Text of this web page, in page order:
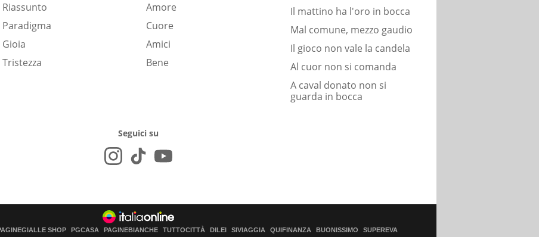
Riassunto
Paradigma
Gioia
Tristezza
Amore
Cuore
Amici
Bene
Il mattino ha l'oro in bocca
Mal comune, mezzo gaudio
Il gioco non vale la candela
Al cuor non si comanda
A caval donato non si
guarda in bocca
Seguici su
SHOP PGCASA PAGINEBIANCHE TUTTOCITTÀ DILEI SIVIAGGIA QUIFINANZA BUONISSIMO SUPEREVA